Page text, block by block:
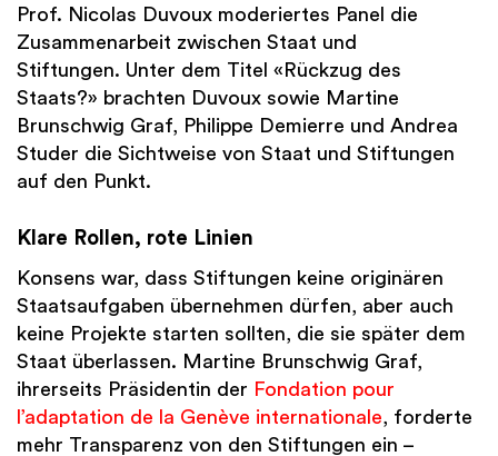
Prof. Nicolas Duvoux moderiertes Panel die
Zusammenarbeit zwischen Staat und
Stiftungen. Unter dem Titel «Rückzug des
Staats?» brachten Duvoux sowie Martine
Brunschwig Graf, Philippe Demierre und Andrea
Studer die Sichtweise von Staat und Stiftungen
auf den Punkt.
Klare Rollen, rote Linien
Konsens war, dass Stiftungen keine originären
Staatsaufgaben übernehmen dürfen, aber auch
keine Projekte starten sollten, die sie später dem
Staat überlassen. Martine Brunschwig Graf,
ihrerseits Präsidentin der Fondation pour
l’adaptation de la Genève internationale, forderte
mehr Transparenz von den Stiftungen ein –